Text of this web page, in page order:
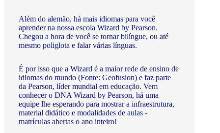
Além do alemão, há mais idiomas para você
aprender na nossa escola Wizard by Pearson.
Chegou a hora de você se tornar bilíngue, ou até
mesmo poliglota e falar várias línguas.
É por isso que a Wizard é a maior rede de ensino de
idiomas do mundo (Fonte: Geofusion) e faz parte
da Pearson, líder mundial em educação. Vem
conhecer o DNA Wizard by Pearson, há uma
equipe lhe esperando para mostrar a infraestrutura,
material didático e modalidades de aulas -
matrículas abertas o ano inteiro!